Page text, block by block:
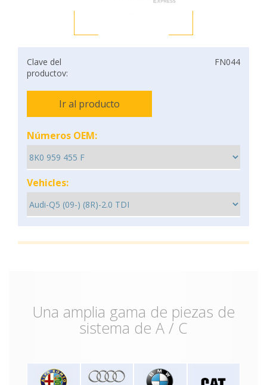
Clave del
productov:
FN044
Ir al producto
Números OEM:
Vehicles:
Una amplia gama de piezas de
sistema de A / C